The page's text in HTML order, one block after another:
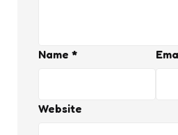
Name *
Website